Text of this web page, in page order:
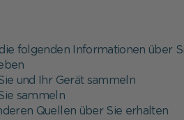
folgenden Informationen über
und Ihr Gerät sammeln
sammeln
Quellen über Sie erhalten